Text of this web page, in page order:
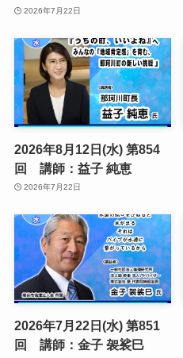
2026年7月22日
2026年8月12日(水) 第854
回 講師：益子 純恵
2026年7月22日
2026年7月22日(水) 第851
回 講師：金子 袈裟巳